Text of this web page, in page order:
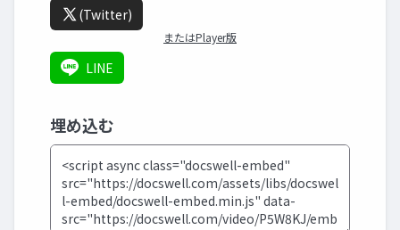
(Twitter)
またはPlayer版
LINE
埋め込む